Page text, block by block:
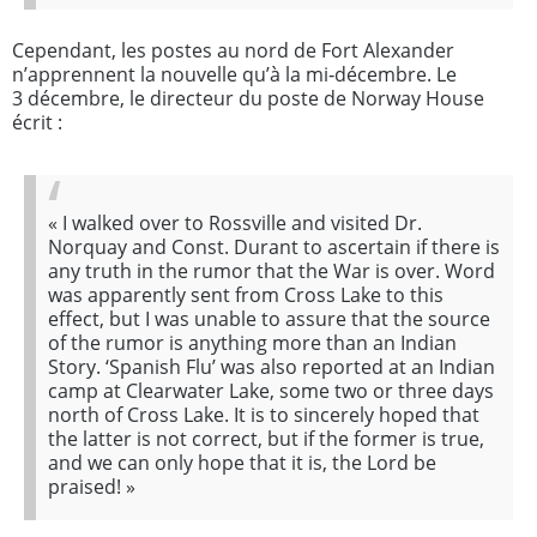
Cependant, les postes au nord de Fort Alexander
n’apprennent la nouvelle qu’à la mi‑décembre. Le
3 décembre, le directeur du poste de Norway House
écrit :
« I walked over to Rossville and visited Dr.
Norquay and Const. Durant to ascertain if there is
any truth in the rumor that the War is over. Word
was apparently sent from Cross Lake to this
effect, but I was unable to assure that the source
of the rumor is anything more than an Indian
Story. ‘Spanish Flu’ was also reported at an Indian
camp at Clearwater Lake, some two or three days
north of Cross Lake. It is to sincerely hoped that
the latter is not correct, but if the former is true,
and we can only hope that it is, the Lord be
praised! »